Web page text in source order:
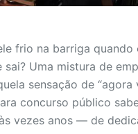
frio na barriga quando
sai? Uma mistura de
sensação de “agora
concurso público
vezes anos — de